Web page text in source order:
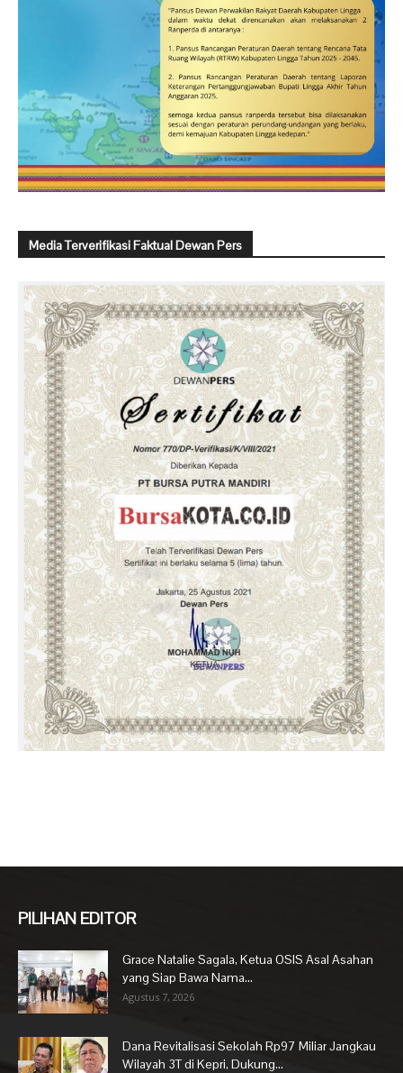
Media Terverifikasi Faktual Dewan Pers
PILIHAN EDITOR
Grace Natalie Sagala, Ketua OSIS Asal Asahan
yang Siap Bawa Nama...
Agustus 7, 2026
Dana Revitalisasi Sekolah Rp97 Miliar Jangkau
Wilayah 3T di Kepri, Dukung...